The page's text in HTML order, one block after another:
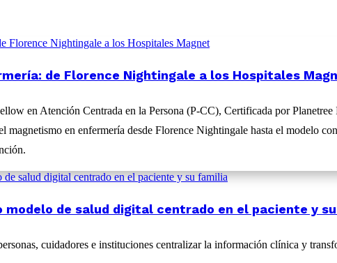
de Florence Nightingale a los Hospitales
en Atención Centrada en la Persona (P-CC), Certificada por Planetree
en enfermería desde Florence Nightingale hasta el modelo
modelo de salud digital centrado en el paciente y
cuidadores e instituciones centralizar la información clínica y